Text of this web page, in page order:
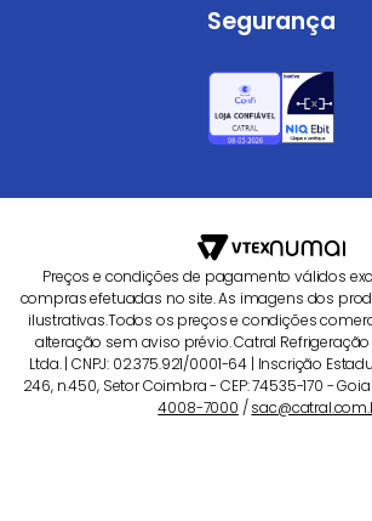
Segurança
Preços e condições de pagamento válidos
compras efetuadas no site. As imagens dos
ilustrativas.Todos os preços e condições
alteração sem aviso prévio. Catral
Ltda. | CNPJ: 02.375.921/0001-64 | Inscrição
246, n.450, Setor Coimbra - CEP: 74535-170 -
4008-7000 /